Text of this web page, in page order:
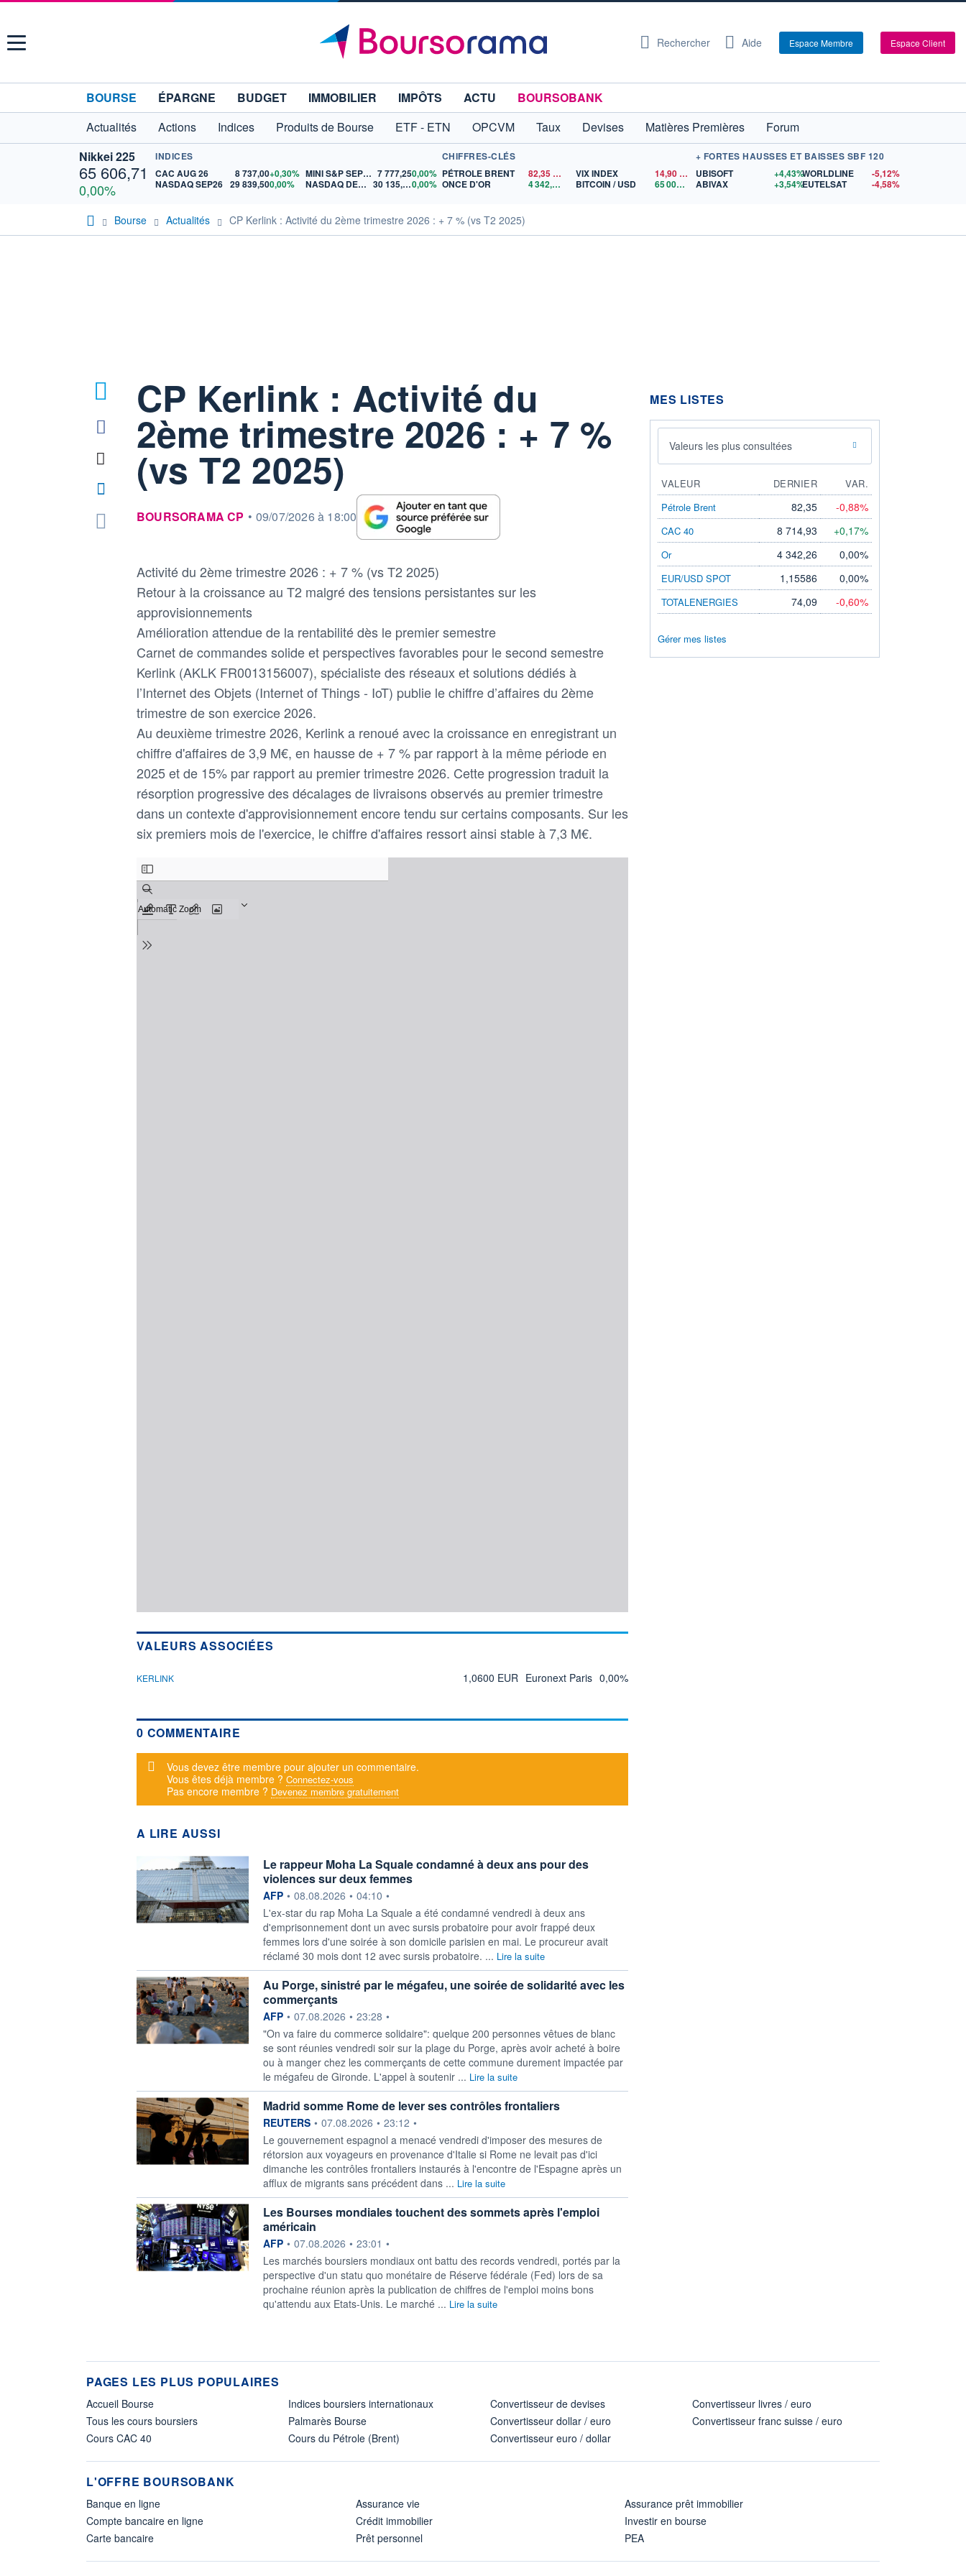
Menu Rechercher Aide Espace Membre Espace Client
BOURSE ÉPARGNE BUDGET IMMOBILIER IMPÔTS ACTU
BOURSOBANK
Actualités
Actions Indices Produits de Bourse ETF - ETN OPCVM Taux Devises Matières Premières
Forum
Nikkei 225
65 606,71
0,00%
INDICES
CAC AUG 26
8 737,00+0,30%
NASDAQ SEP26 29 839,500,00%
MINI S&P SEP26 7 777,250,00%
NASDAQ DEC26
30 135,000,00%
CHIFFRES-CLÉS
PÉTROLE BRENT
82,35$US
ONCE D'OR
4 342,26 $US
VIX INDEX 14,90$US
BITCOIN / USD
65 003,67 $US
+ FORTES HAUSSES ET BAISSES SBF 120
UBISOFT
+4,43%
ABIVAX
+3,54%
WORLDLINE
-5,12%
EUTELSAT
-4,58%
Bourse Actualités CP Kerlink : Activité du 2ème trimestre 2026 : + 7 % (vs T2 2025)
CP Kerlink : Activité du
2ème trimestre 2026 : + 7 %
(vs T2 2025)
information fournie par
BOURSORAMA CP • 09/07/2026 à 18:00
Activité du 2ème trimestre 2026 : + 7 % (vs T2 2025)
Retour à la croissance au T2 malgré des tensions persistantes sur les
approvisionnements
Amélioration attendue de la rentabilité dès le premier semestre
Carnet de commandes solide et perspectives favorables pour le second semestre
Kerlink (AKLK FR0013156007), spécialiste des réseaux et solutions dédiés à
l’Internet des Objets (Internet of Things - IoT) publie le chiffre d’affaires du 2ème
trimestre de son exercice 2026.
Au deuxième trimestre 2026, Kerlink a renoué avec la croissance en enregistrant un
chiffre d'affaires de 3,9 M€, en hausse de + 7 % par rapport à la même période en
2025 et de 15% par rapport au premier trimestre 2026. Cette progression traduit la
résorption progressive des décalages de livraisons observés au premier trimestre
dans un contexte d'approvisionnement encore tendu sur certains composants. Sur les
six premiers mois de l'exercice, le chiffre d'affaires ressort ainsi stable à 7,3 M€.
VALEURS ASSOCIÉES
KERLINK 1,0600 EUR Euronext Paris 0,00%
0 COMMENTAIRE
Message d'alerte
Vous devez être membre pour ajouter un commentaire.
Vous êtes déjà membre ? Connectez-vous
Pas encore membre ? Devenez membre gratuitement
A LIRE AUSSI
Le rappeur Moha La Squale condamné à deux ans pour des
violences sur deux femmes
information fournie par
AFP • 08.08.2026 • 04:10 •
L'ex-star du rap Moha La Squale a été condamné vendredi à deux ans
d'emprisonnement dont un avec sursis probatoire pour avoir frappé deux
femmes lors d'une soirée à son domicile parisien en mai. Le procureur avait
réclamé 30 mois dont 12 avec sursis probatoire. ... Lire la suite
Au Porge, sinistré par le mégafeu, une soirée de solidarité avec les
commerçants
information fournie par
AFP • 07.08.2026 • 23:28 •
"On va faire du commerce solidaire": quelque 200 personnes vêtues de blanc
se sont réunies vendredi soir sur la plage du Porge, après avoir acheté à boire
ou à manger chez les commerçants de cette commune durement impactée par
le mégafeu de Gironde. L'appel à soutenir ... Lire la suite
Madrid somme Rome de lever ses contrôles frontaliers
information fournie par
REUTERS • 07.08.2026 • 23:12 •
Le gouvernement espagnol a menacé vendredi ‌d'imposer des mesures de
rétorsion aux voyageurs en provenance d'Italie si Rome ne levait ​pas d'ici
dimanche les contrôles frontaliers instaurés à l'encontre de l'Espagne après un
afflux de migrants sans précédent dans ... Lire la suite
Les Bourses mondiales touchent des sommets après l'emploi
américain
information fournie par
AFP • 07.08.2026 • 23:01 •
Les marchés boursiers mondiaux ont battu des records vendredi, portés par la
perspective d'un statu quo monétaire de Réserve fédérale (Fed) lors de sa
prochaine réunion après la publication de chiffres de l'emploi moins bons
qu'attendu aux Etats-Unis. Le marché ... Lire la suite
MES LISTES
Valeurs les plus consultées
VALEUR DERNIER
VAR.
Pétrole Brent
82,35 -0,88%
CAC 40 8 714,93 +0,17%
Or 4 342,26 0,00%
EUR/USD SPOT 1,15586 0,00%
TOTALENERGIES 74,09 -0,60%
Gérer mes listes
PAGES LES PLUS POPULAIRES
Accueil Bourse
Tous les cours boursiers
Cours CAC 40
Indices boursiers internationaux
Palmarès Bourse
Cours du Pétrole (Brent)
Convertisseur de devises
Convertisseur dollar / euro
Convertisseur euro / dollar
Convertisseur livres / euro
Convertisseur franc suisse / euro
L'OFFRE BOURSOBANK
Banque en ligne
Compte bancaire en ligne
Carte bancaire
Assurance vie
Crédit immobilier
Prêt personnel
Assurance prêt immobilier
Investir en bourse
PEA